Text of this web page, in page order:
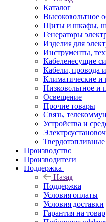
Каталог
Высоковольтное
Щиты и шкафы,
Генераторы
Изделия для
Инструменты,
Кабеленесущие
Кабели, провода
Климатические
Низковольтное и
Освещение
Прочие товары
Связь,
Устройства и
Производство
Производители
Поддержка
Назад
Поддержка
Условия оплаты
Условия доставки
Гарантия на товар